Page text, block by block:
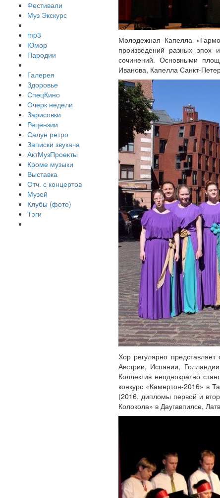
Фестивали
Муз Экскурс
mp3
Юмор
Пародии
Галерея
Здоровье
СпецКино
Очерк недели
Зарисовки
Рецензии
Салун ретро
Записки звукача
АктМузПроекты
Кроме музыки
Выставка
Отч. с концертов
Музей
Клубы (фото)
Тэги
Молодежная Капелла
произведений разных эпох
сочинений. Основными
Иванова, Капелла Санкт-
Хор регулярно
Австрии, Испании,
Коллектив неоднократно
конкурс «Камертон-2016» в
(2016, дипломы первой и
Колокола» в Даугавпилсе,